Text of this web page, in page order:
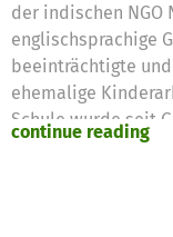
der indischen NGO
englischsprachige
beeinträchtigte
ehemalige
Schule wurde seit
Klassenstufe
aus den 107
continue reading